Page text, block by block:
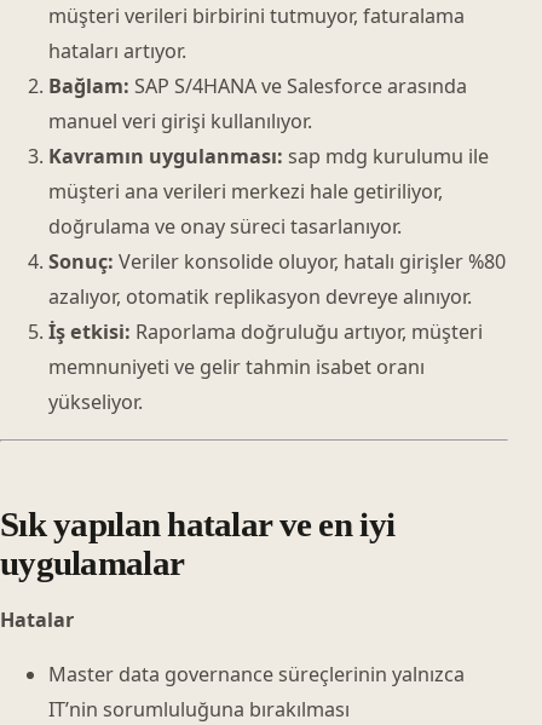
müşteri verileri birbirini tutmuyor, faturalama
hataları artıyor.
Bağlam: SAP S/4HANA ve Salesforce arasında
manuel veri girişi kullanılıyor.
Kavramın uygulanması: sap mdg kurulumu ile
müşteri ana verileri merkezi hale getiriliyor,
doğrulama ve onay süreci tasarlanıyor.
Sonuç: Veriler konsolide oluyor, hatalı girişler %80
azalıyor, otomatik replikasyon devreye alınıyor.
İş etkisi: Raporlama doğruluğu artıyor, müşteri
memnuniyeti ve gelir tahmin isabet oranı
yükseliyor.
Sık yapılan hatalar ve en iyi
uygulamalar
Hatalar
Master data governance süreçlerinin yalnızca
IT’nin sorumluluğuna bırakılması